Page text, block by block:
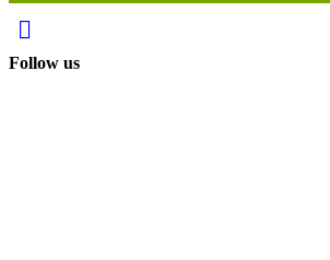

Follow us